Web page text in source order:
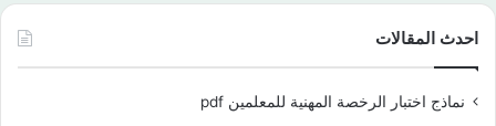
احدث المقالات
نماذج اختبار الرخصة المهنية للمعلمين pdf